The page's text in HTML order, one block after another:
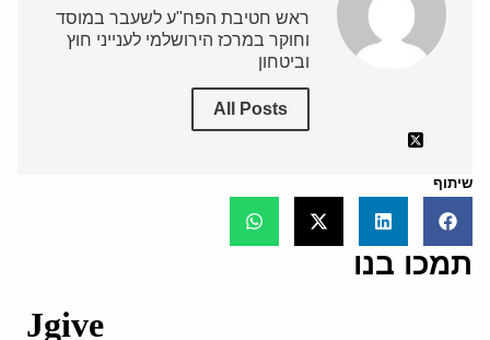
ראש חטיבת הפח"ע לשעבר במוסד
וחוקר במרכז הירושלמי לענייני חוץ
וביטחון
All Posts
שיתוף
תמכו בנו